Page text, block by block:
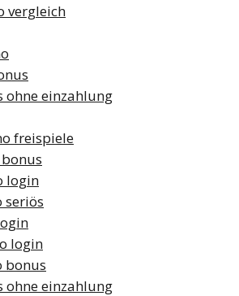
vergleich
ohne einzahlung
freispiele
login
seriös
login
bonus
ohne einzahlung